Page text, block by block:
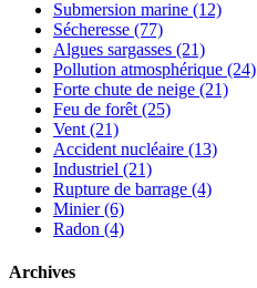
Submersion marine (12)
Sécheresse (77)
Algues sargasses (21)
Pollution atmosphérique (24)
Forte chute de neige (21)
Feu de forêt (25)
Vent (21)
Accident nucléaire (13)
Industriel (21)
Rupture de barrage (4)
Minier (6)
Radon (4)
Archives